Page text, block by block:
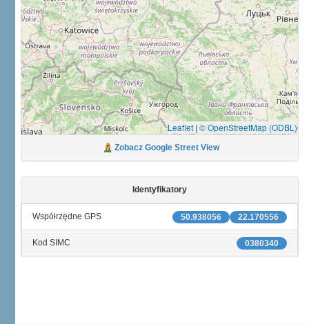
Leaflet | © OpenStreetMap (ODBL)
Zobacz Google Street View
Identyfikatory
22.170556
50.938056
Współrzędne GPS
0380340
Kod SIMC